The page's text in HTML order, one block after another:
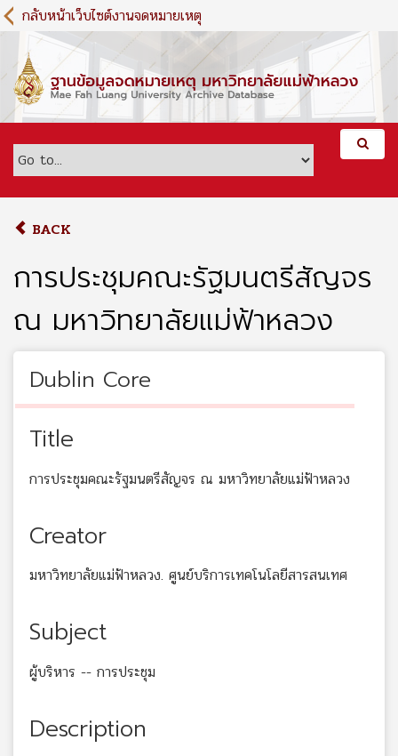
S
k
m
c
กลับหน้าเว็บไซต์งานจดหมายเหตุ
BACK
การประชุมคณะรัฐมนตรีสัญจร
ณ มหาวิทยาลัยแม่ฟ้าหลวง
Dublin Core
Title
การประชุมคณะรัฐมนตรีสัญจร ณ มหาวิทยาลัยแม่ฟ้าหลวง
Creator
มหาวิทยาลัยแม่ฟ้าหลวง. ศูนย์บริการเทคโนโลยีสารสนเทศ
Subject
ผู้บริหาร -- การประชุม
Description